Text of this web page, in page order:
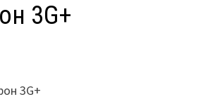
3G+
3G+